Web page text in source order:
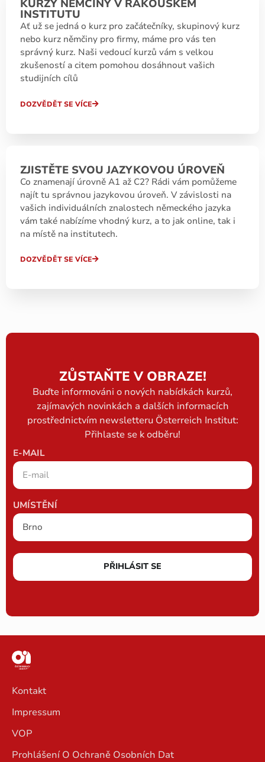
KURZY NĚMČINY V RAKOUSKÉM
INSTITUTU
Ať už se jedná o kurz pro začátečníky, skupinový kurz
nebo kurz němčiny pro firmy, máme pro vás ten
správný kurz. Naši vedoucí kurzů vám s velkou
zkušeností a citem pomohou dosáhnout vašich
studijních cílů
DOZVĚDĚT SE VÍCE
ZJISTĚTE SVOU JAZYKOVOU ÚROVEŇ
Co znamenají úrovně A1 až C2? Rádi vám pomůžeme
najít tu správnou jazykovou úroveň. V závislosti na
vašich individuálních znalostech německého jazyka
vám také nabízíme vhodný kurz, a to jak online, tak i
na místě na institutech.
DOZVĚDĚT SE VÍCE
ZŮSTAŇTE V OBRAZE!
Buďte informováni o nových nabídkách kurzů,
zajímavých novinkách a dalších informacích
prostřednictvím newsletteru Österreich Institut:
Přihlaste se k odběru!
E-MAIL
UMÍSTĚNÍ
PŘIHLÁSIT SE
Kontakt
Impressum
VOP
Prohlášení O Ochraně Osobních Dat